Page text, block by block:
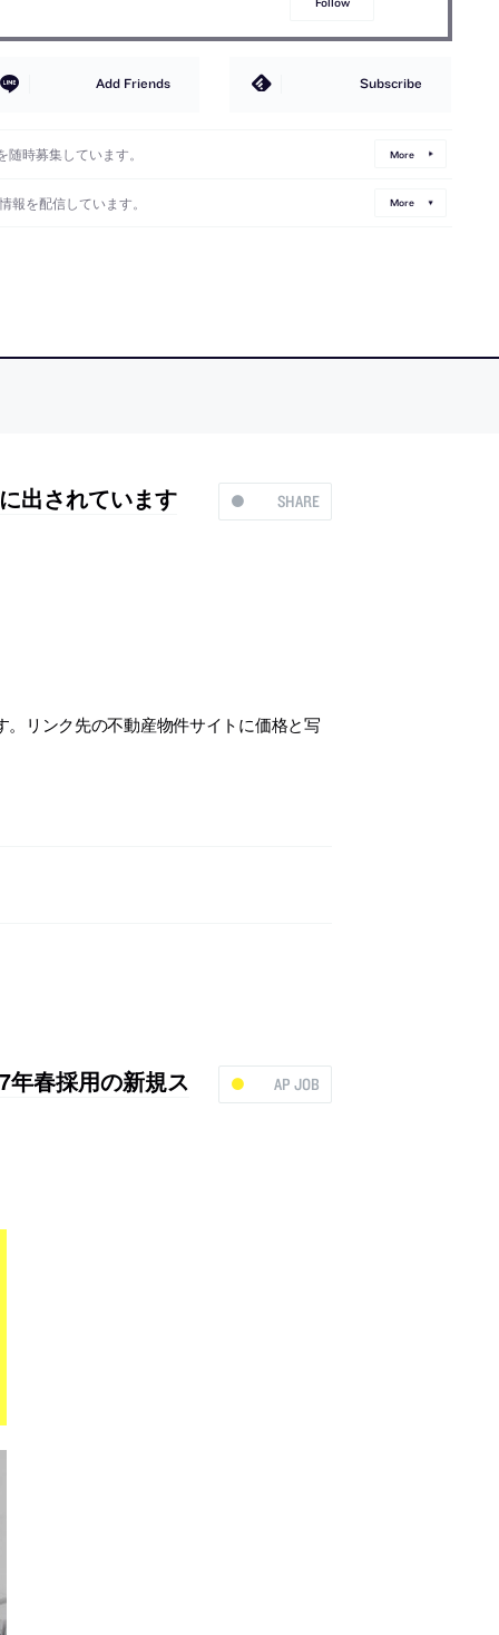
Follow
Add Friends Subscribe
時募集しています。 More
報を配信しています。 More
SHARE
出されています
リンク先の不動産物件サイトに価格と写
AP JOB
年春採用の新規ス